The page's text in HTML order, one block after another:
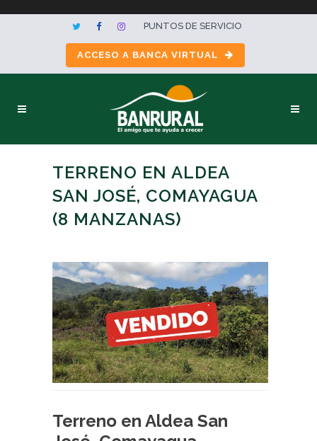
PUNTOS DE SERVICIO
ACCESO A BANCA VIRTUAL
TERRENO EN ALDEA
SAN JOSÉ, COMAYAGUA
(8 MANZANAS)
Terreno en Aldea San